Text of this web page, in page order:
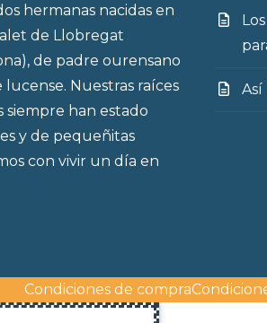
hermanas nacidas en
de Llobregat
de padre ourensano
lucense. Nuestras raíces
siempre han estado
y de pequeñitas
con vivir un día en
Así
Condiciones de compra